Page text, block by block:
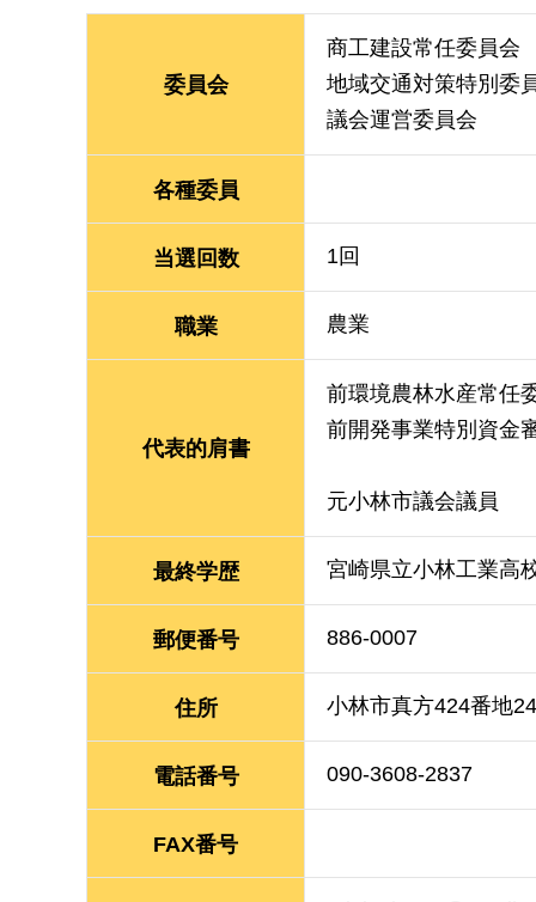
委員会
商工建設常任委員会
地域交通対策特別委
議会運営委員会
各種委員
当選回数 1回
職業 農業
代表的肩書
前環境農林水産常任
前開発事業特別資金
元小林市議会議員
最終学歴 宮崎県立小林工業高
郵便番号 886-0007
住所 小林市真方424番地24
電話番号 090-3608-2837
FAX番号